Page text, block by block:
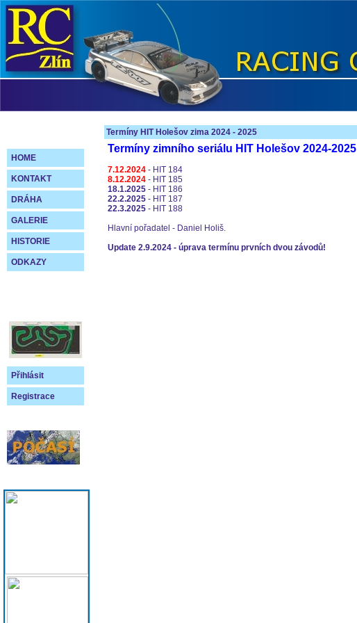
HOME
KONTAKT
DRÁHA
GALERIE
HISTORIE
ODKAZY
Přihlásit
Registrace
Termíny HIT Holešov zima 2024 - 2025
Termíny zimního seriálu HIT Holešov 2024-2025
7.12.2024 - HIT 184
8.12.2024 - HIT 185
18.1.2025 - HIT 186
22.2.2025 - HIT 187
22.3.2025 - HIT 188
Hlavní pořadatel - Daniel Holiš.
Update 2.9.2024 - úprava termínu prvních dvou závodů!